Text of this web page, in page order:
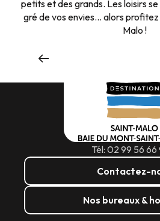
petits et des grands. Les loisirs
gré de vos envies… alors
Malo !
Bien être
Tél: 02 99 56 66
Contactez-
Nos bureaux &